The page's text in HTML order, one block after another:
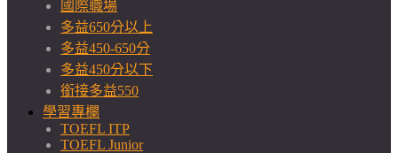
國際職場
多益650分以上
多益450-650分
多益450分以下
銜接多益550
學習專欄
TOEFL ITP
TOEFL Junior